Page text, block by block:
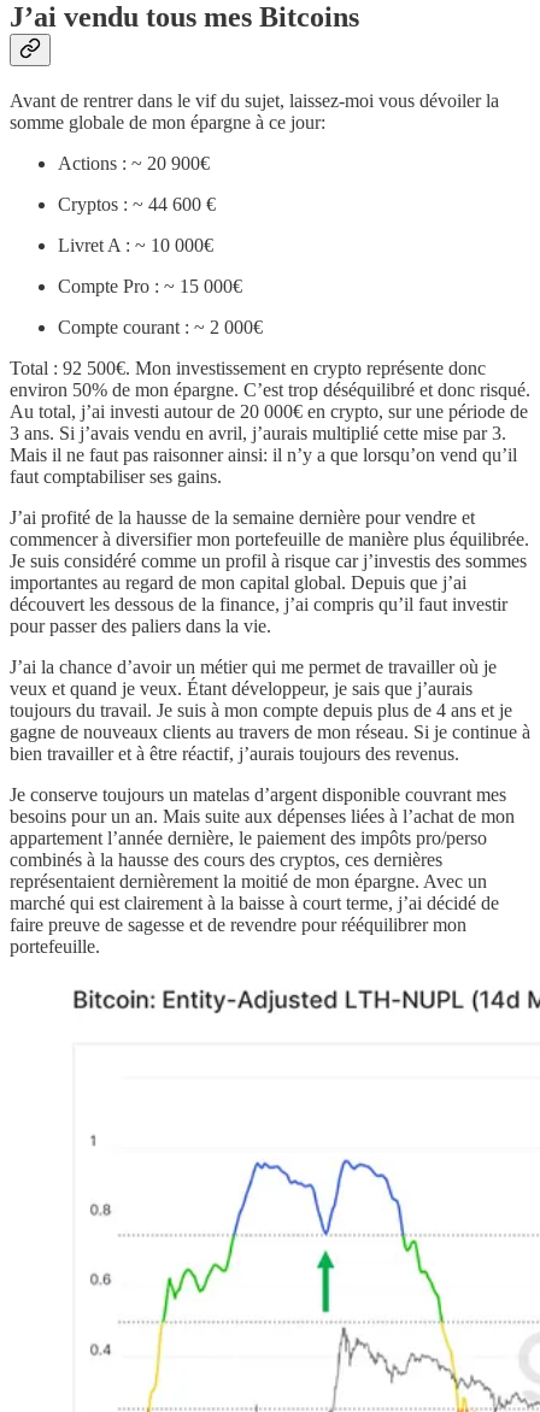
J’ai vendu tous mes Bitcoins
Avant de rentrer dans le vif du sujet, laissez-moi vous dévoiler la
somme globale de mon épargne à ce jour:
Actions : ~ 20 900€
Cryptos : ~ 44 600 €
Livret A : ~ 10 000€
Compte Pro : ~ 15 000€
Compte courant : ~ 2 000€
Total : 92 500€. Mon investissement en crypto représente donc
environ 50% de mon épargne. C’est trop déséquilibré et donc risqué.
Au total, j’ai investi autour de 20 000€ en crypto, sur une période de
3 ans. Si j’avais vendu en avril, j’aurais multiplié cette mise par 3.
Mais il ne faut pas raisonner ainsi: il n’y a que lorsqu’on vend qu’il
faut comptabiliser ses gains.
J’ai profité de la hausse de la semaine dernière pour vendre et
commencer à diversifier mon portefeuille de manière plus équilibrée.
Je suis considéré comme un profil à risque car j’investis des sommes
importantes au regard de mon capital global. Depuis que j’ai
découvert les dessous de la finance, j’ai compris qu’il faut investir
pour passer des paliers dans la vie.
J’ai la chance d’avoir un métier qui me permet de travailler où je
veux et quand je veux. Étant développeur, je sais que j’aurais
toujours du travail. Je suis à mon compte depuis plus de 4 ans et je
gagne de nouveaux clients au travers de mon réseau. Si je continue à
bien travailler et à être réactif, j’aurais toujours des revenus.
Je conserve toujours un matelas d’argent disponible couvrant mes
besoins pour un an. Mais suite aux dépenses liées à l’achat de mon
appartement l’année dernière, le paiement des impôts pro/perso
combinés à la hausse des cours des cryptos, ces dernières
représentaient dernièrement la moitié de mon épargne. Avec un
marché qui est clairement à la baisse à court terme, j’ai décidé de
faire preuve de sagesse et de revendre pour rééquilibrer mon
portefeuille.